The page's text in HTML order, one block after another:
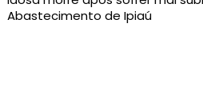
Abastecimento de Ipiaú